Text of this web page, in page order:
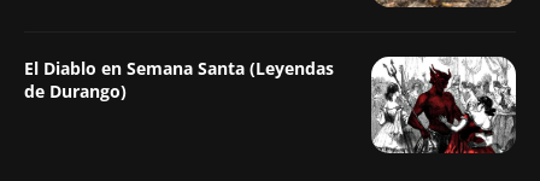
El Diablo en Semana Santa (Leyendas
de Durango)